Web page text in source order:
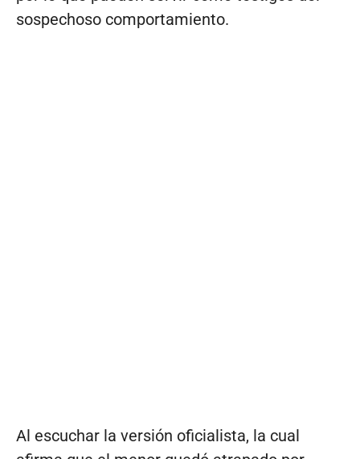
sospechoso comportamiento.
Al escuchar la versión oficialista, la cual